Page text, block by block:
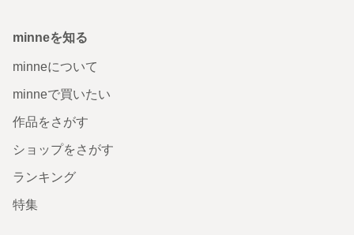
minneを知る
minneについて
minneで買いたい
作品をさがす
ショップをさがす
ランキング
特集